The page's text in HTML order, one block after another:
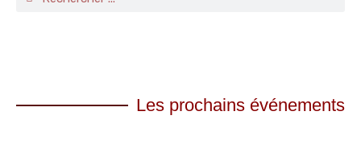
Les prochains événements